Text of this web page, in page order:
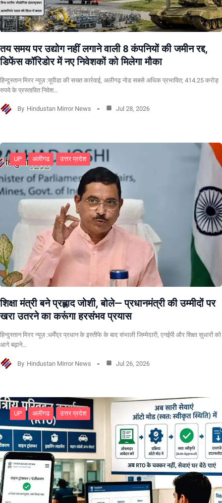
तय समय पर उद्योग नहीं लगाने वाली 8 कंपनियों की जमीन रद्द,
डिफेंस कॉरिडोर में नए निवेशकों को मिलेगा मौका
हिन्दुस्तान मिरर न्यूज़ :यूपीडा की सख्त कार्रवाई, अलीगढ़ नोड सबसे अधिक प्रभावित; 414.25 करोड़
रुपये के प्रस्तावित निवेश…
By Hindustan Mirror News Jul 28, 2026
UP अलीगढ उत्तर प्रदेश
शिक्षा मंत्री बने प्रह्लाद जोशी, बोले— प्रधानमंत्री की उम्मीदों पर
खरा उतरने का करूंगा हरसंभव प्रयास
हिन्दुस्तान मिरर न्यूज़ :धर्मेंद्र प्रधान के इस्तीफे के बाद संभाली जिम्मेदारी, एनईपी और शिक्षा सुधारों को
आगे बढ़ाने…
By Hindustan Mirror News Jul 26, 2026
UP अलीगढ उत्तर प्रदेश